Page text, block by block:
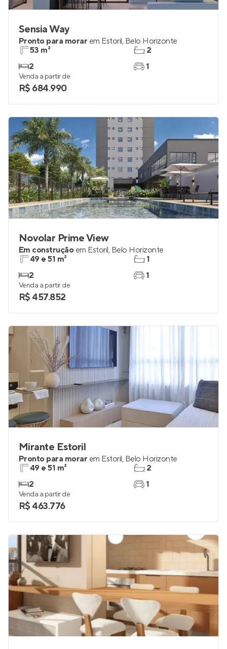
Sensia Way
Pronto para morar em Estoril, Belo Horizonte
53 m²
2
2
1
Venda a partir de
R$ 684.990
Novolar Prime View
Em construção em Estoril, Belo Horizonte
49 e 51 m²
2
1
1
Venda a partir de
R$ 457.852
Mirante Estoril
Pronto para morar em Estoril, Belo Horizonte
49 e 51 m²
2
2
1
Venda a partir de
R$ 463.776